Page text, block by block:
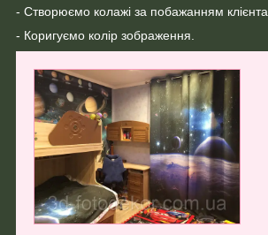
- Створюємо колажі за побажанням клієнта.
- Коригуємо колір зображення.